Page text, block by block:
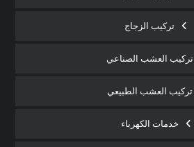
تركيب الزجاج
تركيب العشب الصناعي
تركيب العشب الطبيعي
خدمات الكهرباء